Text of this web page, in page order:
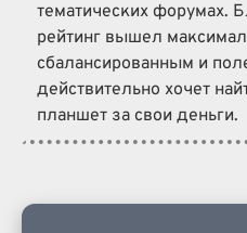
тематических форумах.
рейтинг вышел
сбалансированным и
действительно хочет
планшет за свои деньги.